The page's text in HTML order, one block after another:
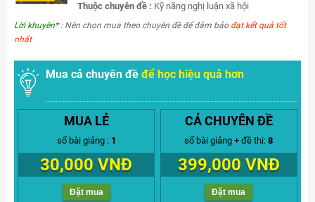
Thuộc chuyên đề : Kỹ năng nghị luận xã hội
Lời khuyên*: Nên chọn mua theo chuyên đề để đảm bảo đạt kết quả tốt
nhất
Mua cả chuyên đề để học hiệu quả hơn
MUA LẺ
số bài giảng : 1
30,000 VNĐ
Đặt mua
CẢ CHUYÊN ĐỀ
số bài giảng + đề thi:8
399,000 VNĐ
Đặt mua